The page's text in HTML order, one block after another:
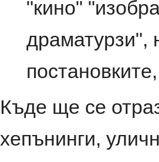
"кино"
драматурзи",
Къде ще се
хепънинги,